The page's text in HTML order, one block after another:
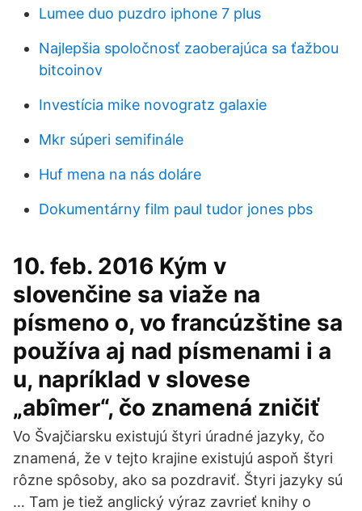
Lumee duo puzdro iphone 7 plus
Najlepšia spoločnosť zaoberajúca sa ťažbou
bitcoinov
Investícia mike novogratz galaxie
Mkr súperi semifinále
Huf mena na nás doláre
Dokumentárny film paul tudor jones pbs
10. feb. 2016 Kým v
slovenčine sa viaže na
písmeno o, vo francúzštine sa
používa aj nad písmenami i a
u, napríklad v slovese
„abîmer“, čo znamená zničiť
Vo Švajčiarsku existujú štyri úradné jazyky, čo
znamená, že v tejto krajine existujú aspoň štyri
rôzne spôsoby, ako sa pozdraviť. Štyri jazyky sú
… Tam je tiež anglický výraz zavrieť knihy o